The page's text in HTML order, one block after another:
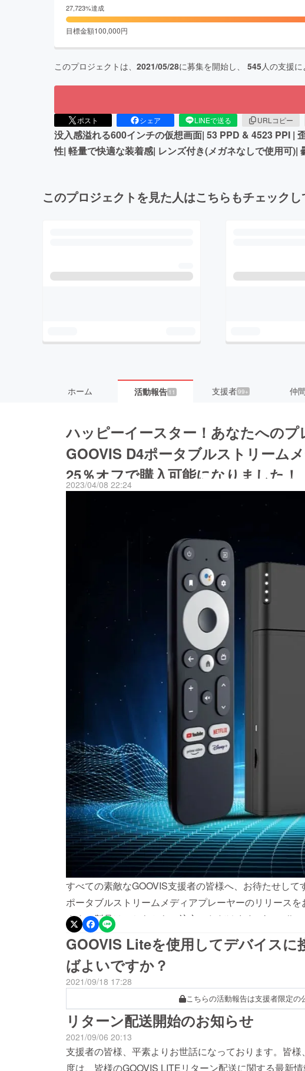
27,723%達成
目標金額100,000円
このプロジェクトは、 2021/05/28に募集を開始し、 545人の支援に
ポスト シェア LINEで送る URLコピー
没入感溢れる600インチの仮想画面| 53 PPD & 4523 PPI |
性| 軽量で快適な装着感| レンズ付き(メガネなしで使用可)|
このプロジェクトを見た人はこちらもチェック
ホーム 活動報告 11 支援者99+ 仲
ハッピーイースター！あなたへの
GOOVIS D4ポータブルストリーム
25％オフで購入可能になりました！
2023/04/08 22:24
すべての素敵なGOOVIS支援者の皆様へ、お待たせして
ポータブルストリームメディアプレーヤーのリリース
ます。製品はこちらからご注文いただけます：https://
用すれば、Netflix、YouTube、Prime Video、Disney+な
ムを他のデバイスに接続することなく、バッテリー内蔵
できます。全ての支援者の皆様に25％オフの特別価格を
があります。在庫があるうちに今すぐご注文ください
す：https://goovis.net/products/smp~~GOOVISをモニタ
YouTube、Prime Video、Disney+などのストリーミン
むことができます。~~クアッドコアARM Cortex-
レージに加えてTFカードスロットを搭載。~~リモコン
をサポートしています。~~HDMIインターフェース~~
GOOVIS Liteを使用してデバイスに
ばよいですか？
2021/09/18 17:28
こちらの活動報告は支援者限定の
リターン配送開始のお知らせ
2021/09/06 20:13
支援者の皆様、平素よりお世話になっております。皆
度は、皆様のGOOVIS LITEリターン配送に関する最新